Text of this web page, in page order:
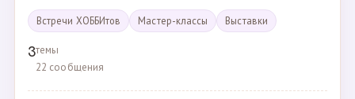
Встречи ХОББИтов Мастер-классы Выставки
3темы
22 сообщения